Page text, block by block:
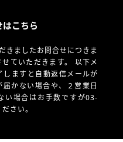
はこちら
きましたお問合せにつきま
ていただきます。 以下メ
ますと自動返信メールが
かない場合や、
２営業日
い場合はお手数ですが03-
さい。